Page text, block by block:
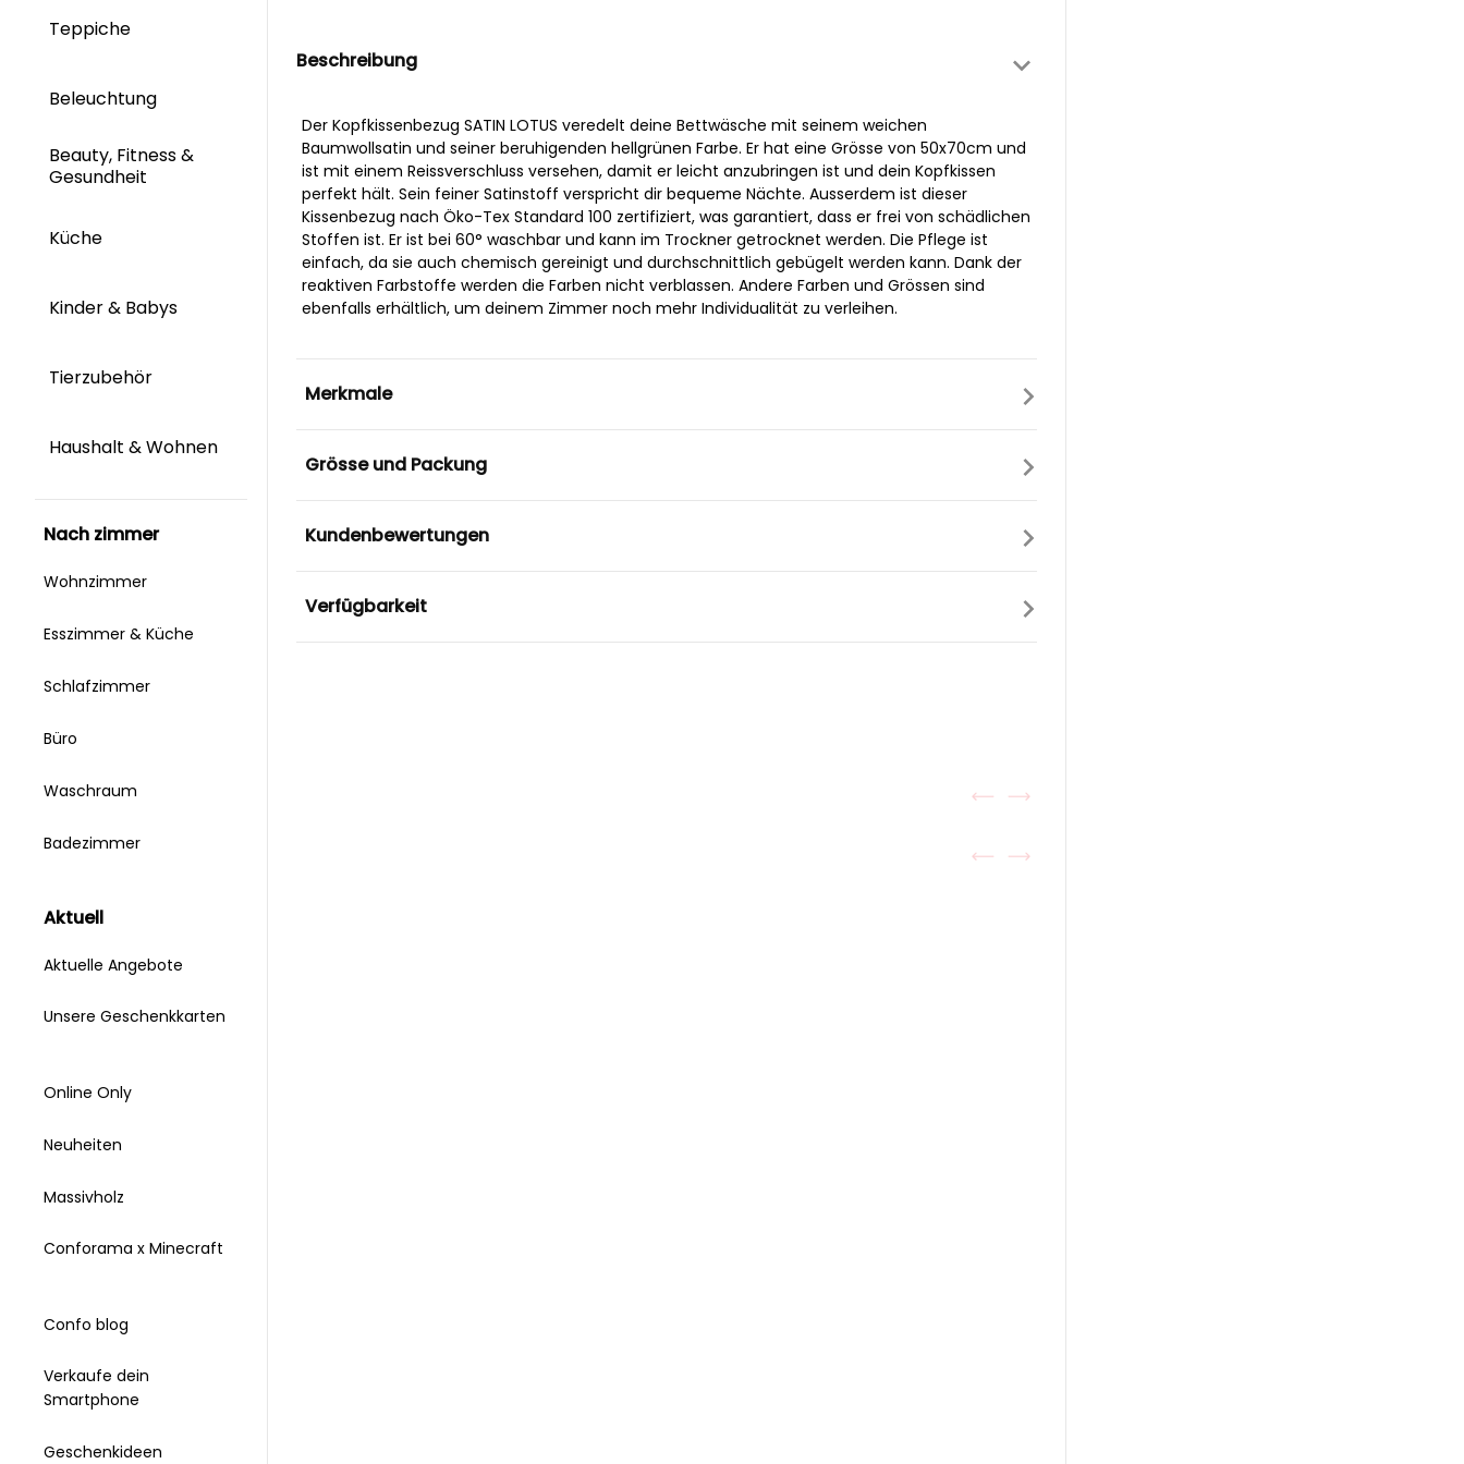
Teppiche
Beleuchtung
Beauty, Fitness &
Gesundheit
Küche
Kinder & Babys
Tierzubehör
Haushalt & Wohnen
nach zimmer
Wohnzimmer
Esszimmer & Küche
Schlafzimmer
Büro
Waschraum
Badezimmer
aktuell
Aktuelle Angebote
Unsere Geschenkkarten
Online Only
Neuheiten
Massivholz
Conforama x Minecraft
Confo blog
Verkaufe dein
Smartphone
Geschenkideen
Beschreibung
Der Kopfkissenbezug SATIN LOTUS veredelt deine Bettwäsche mit seinem weichen
Baumwollsatin und seiner beruhigenden hellgrünen Farbe. Er hat eine Grösse von 50x70cm und
ist mit einem Reissverschluss versehen, damit er leicht anzubringen ist und dein Kopfkissen
perfekt hält. Sein feiner Satinstoff verspricht dir bequeme Nächte. Ausserdem ist dieser
Kissenbezug nach Öko-Tex Standard 100 zertifiziert, was garantiert, dass er frei von schädlichen
Stoffen ist. Er ist bei 60° waschbar und kann im Trockner getrocknet werden. Die Pflege ist
einfach, da sie auch chemisch gereinigt und durchschnittlich gebügelt werden kann. Dank der
reaktiven Farbstoffe werden die Farben nicht verblassen. Andere Farben und Grössen sind
ebenfalls erhältlich, um deinem Zimmer noch mehr Individualität zu verleihen.
Merkmale
Grösse und Packung
Kundenbewertungen
Verfügbarkeit